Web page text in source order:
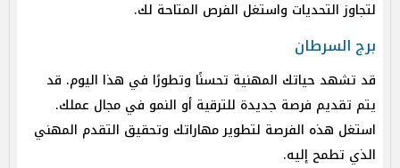
لتجاوز التحديات واستغل الفرص المتاحة لك.
برج السرطان
قد تشهد حياتك المهنية تحسنًا وتطورًا في هذا اليوم. قد
يتم تقديم فرصة جديدة للترقية أو النمو في مجال عملك.
استغل هذه الفرصة لتطوير مهاراتك وتحقيق التقدم المهني
الذي تطمح إليه.